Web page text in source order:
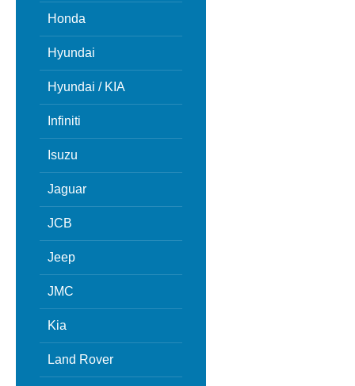
Honda
Hyundai
Hyundai / KIA
Infiniti
Isuzu
Jaguar
JCB
Jeep
JMC
Kia
Land Rover